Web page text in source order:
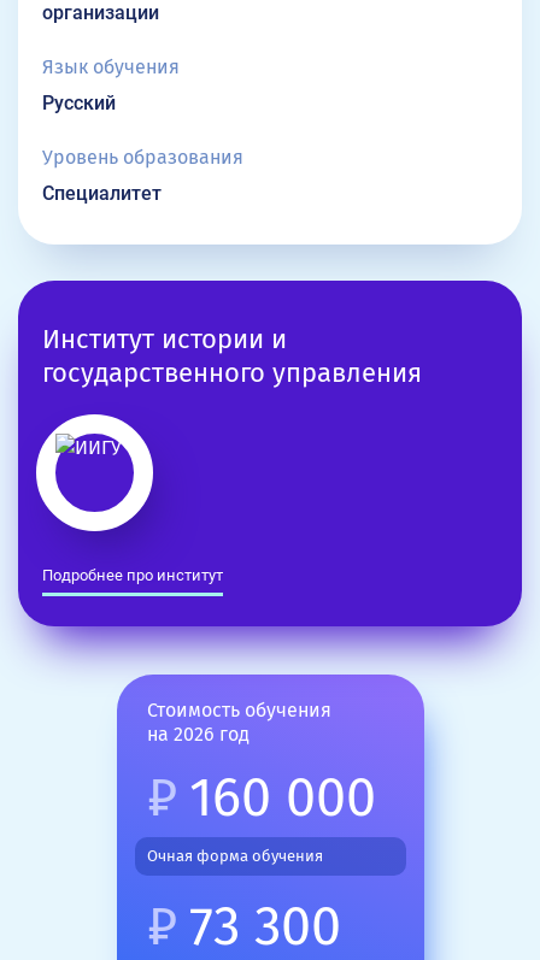
организации
Язык обучения
Русский
Уровень образования
Специалитет
Институт истории и
государственного управления
Подробнее про институт
Стоимость обучения
на 2026 год
₽ 160 000
Очная форма обучения
₽ 73 300